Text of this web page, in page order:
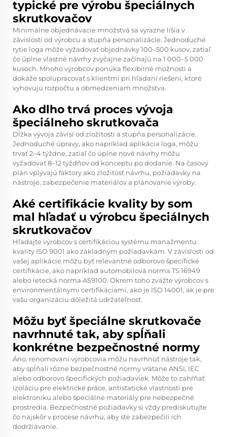
typické pre výrobu špeciálnych
skrutkovačov
Minimálne objednávacie množstvá sa výrazne líšia v
závislosti od výrobcu a stupňa personalizácie. Jednoduché
rytie loga môže vyžadovať objednávky 100–500 kusov, zatiaľ
čo úplne vlastné návrhy zvyčajne začínajú na 1 000–5 000
kusoch. Mnoho výrobcov ponúka flexibilné možnosti a
dokáže spolupracovať s klientmi pri hľadaní riešení, ktoré
vyhovujú rozpočtu a obmedzeniam množstva.
Ako dlho trvá proces vývoja
špeciálneho skrutkovača
Dĺžka vývoja závisí od zložitosti a stupňa personalizácie.
Jednoduché úpravy, ako napríklad aplikácia loga, môžu
trvať 2–4 týždne, zatiaľ čo úplne nové návrhy môžu
vyžadovať 8–12 týždňov od konceptu po dodanie. Na časový
plán vplývajú faktory ako zložitosť návrhu, požiadavky na
nástroje, zabezpečenie materiálov a plánovanie výroby.
Aké certifikácie kvality by som
mal hľadať u výrobcu špeciálnych
skrutkovačov
Hľadajte výrobcov s certifikáciou systému manažmentu
kvality ISO 9001 ako základným požiadavkám. V závislosti od
vašej aplikácie môžu byť relevantné odborovo špecifické
certifikácie, ako napríklad automobilová norma TS 16949
alebo letecká norma AS9100. Okrem toho zvážte výrobcov s
environmentálnymi certifikáciami, ako je ISO 14001, ak je pre
vašu organizáciu dôležitá udržateľnosť.
Môžu byť špeciálne skrutkovače
navrhnuté tak, aby spĺňali
konkrétne bezpečnostné normy
Áno, renomovaní výrobcovia môžu navrhnúť nástroje tak,
aby spĺňali rôzne bezpečnostné normy vrátane ANSI, IEC
alebo odborovo špecifických požiadaviek. Môže to zahŕňať
izoláciu pre elektrické práce, antistatické vlastnosti pre
elektroniku alebo špeciálne materiály pre nebezpečné
prostredia. Bezpečnostné požiadavky si vždy prediskutujte
čo najskôr v procese návrhu, aby ste zabezpečili ich
dodržiavanie.